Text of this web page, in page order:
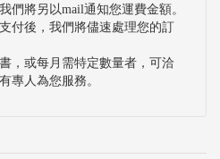
們將另以mail通知您運費金額。
付後，我們將儘速處理您的訂
，或每月需特定數量者，可洽
專人為您服務。